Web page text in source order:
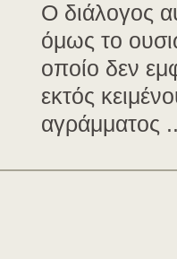
Ο διάλογος
όμως το
οποίο δεν
εκτός
αγράμματος